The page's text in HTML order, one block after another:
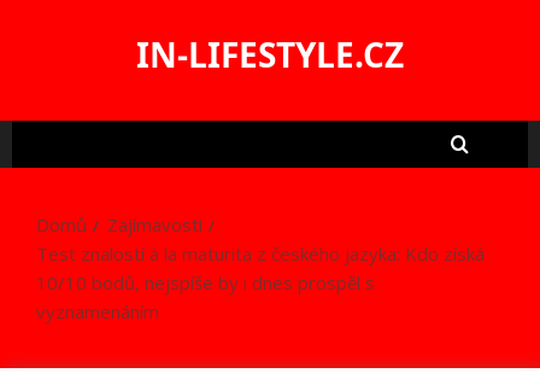
IN-LIFESTYLE.CZ
Domů
Zajímavosti
Test znalostí à la maturita z českého jazyka: Kdo získá
10/10 bodů, nejspíše by i dnes prospěl s
vyznamenáním